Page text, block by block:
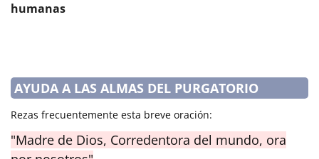
humanas
AYUDA A LAS ALMAS DEL PURGATORIO
Rezas frecuentemente esta breve oración:
"Madre de Dios, Corredentora del mundo, ora